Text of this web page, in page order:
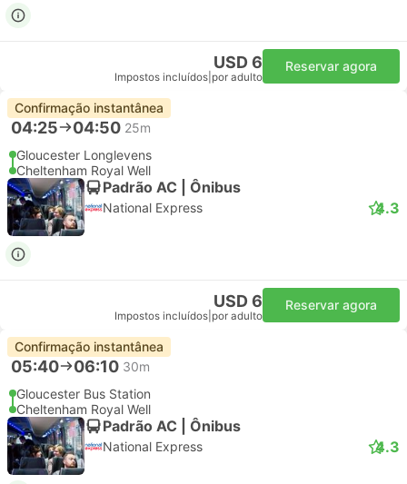
USD 6
Impostos incluídos por adulto
Reservar agora
Confirmação instantânea
04:25 04:50 25m
Gloucester Longlevens
Cheltenham Royal Well
Padrão AC | Ônibus
National Express 4.3
USD 6
Impostos incluídos por adulto
Reservar agora
Confirmação instantânea
05:40 06:10 30m
Gloucester Bus Station
Cheltenham Royal Well
Padrão AC | Ônibus
National Express 4.3